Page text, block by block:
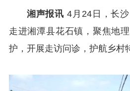
湘声报讯 4月24日，长
走进湘潭县花石镇，聚焦地
护，开展走访问诊，护航乡村